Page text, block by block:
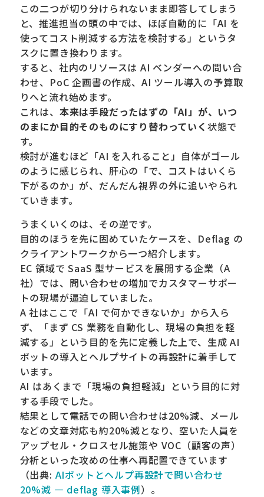
この二つが切り分けられないまま即答してしまう
と、推進担当の頭の中では、ほぼ自動的に「AI を
使ってコスト削減する方法を検討する」というタ
スクに置き換わります。
すると、社内のリソースは AI ベンダーへの問い合
わせ、PoC 企画書の作成、AI ツール導入の予算取
りへと流れ始めます。
これは、 本来は手段だったはずの「AI」が、いつ
のまにか目的そのものにすり替わっていく 状態で
す。
検討が進むほど「AI を入れること」自体がゴール
のように感じられ、肝心の「で、コストはいくら
下がるのか」が、だんだん視界の外に追いやられ
ていきます。
うまくいくのは、その逆です。
目的のほうを先に固めていたケースを、Deflag の
クライアントワークから一つ紹介します。
EC 領域で SaaS 型サービスを展開する企業（A
社）では、問い合わせの増加でカスタマーサポー
トの現場が逼迫していました。
A 社はここで「AI で何かできないか」から入ら
ず、「まず CS 業務を自動化し、現場の負担を軽
減する」という目的を先に定義した上で、生成 AI
ボットの導入とヘルプサイトの再設計に着手して
います。
AI はあくまで「現場の負担軽減」という目的に対
する手段でした。
結果として電話での問い合わせは20%減、メール
などの文章対応も約20%減となり、空いた人員を
アップセル・クロスセル施策や VOC（顧客の声）
分析といった攻めの仕事へ再配置できています
（出典: AIボットとヘルプ再設計で問い合わせ
20%減 — deflag 導入事例）。